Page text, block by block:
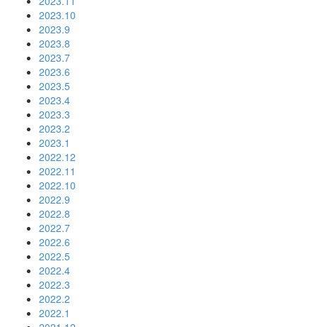
2023.10
2023.9
2023.8
2023.7
2023.6
2023.5
2023.4
2023.3
2023.2
2023.1
2022.12
2022.11
2022.10
2022.9
2022.8
2022.7
2022.6
2022.5
2022.4
2022.3
2022.2
2022.1